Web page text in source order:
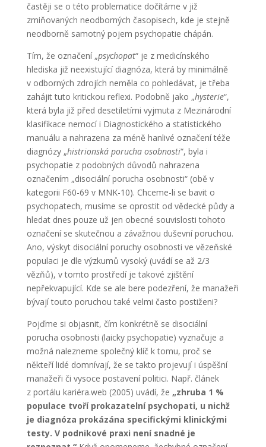
častěji se o této problematice dočítáme v již
zmiňovaných neodborných časopisech, kde je stejně
neodborně samotný pojem psychopatie chápán.
Tím, že označení „psychopat“ je z medicínského
hlediska již neexistující diagnóza, která by minimálně
v odborných zdrojích neměla co pohledávat, je třeba
zahájit tuto kritickou reflexi. Podobně jako „hysterie“,
která byla již před desetiletími vyjmuta z Mezinárodní
klasifikace nemocí i Diagnostického a statistického
manuálu a nahrazena za méně hanlivé označení téže
diagnózy „histrionská porucha osobnosti“, byla i
psychopatie z podobných důvodů nahrazena
označením „disociální porucha osobnosti“ (obě v
kategorii F60-69 v MNK-10). Chceme-li se bavit o
psychopatech, musíme se oprostit od vědecké půdy a
hledat dnes pouze už jen obecné souvislosti tohoto
označení se skutečnou a závažnou duševní poruchou.
Ano, výskyt disociální poruchy osobnosti ve vězeňské
populaci je dle výzkumů vysoký (uvádí se až 2/3
vězňů), v tomto prostředí je takové zjištění
nepřekvapující. Kde se ale bere podezření, že manažeři
bývají touto poruchou také velmi často postiženi?
Pojďme si objasnit, čím konkrétně se disociální
porucha osobnosti (laicky psychopatie) vyznačuje a
možná nalezneme společný klíč k tomu, proč se
někteří lidé domnívají, že se takto projevují i úspěšní
manažeři či vysoce postavení politici. Např. článek
z portálu kariéra.web (2005) uvádí, že „zhruba 1 %
populace tvoří prokazatelní psychopati, u nichž
je diagnóza prokázána specifickými klinickými
testy. V podnikové praxi není snadné je